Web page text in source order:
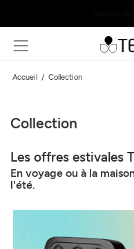
Accueil Collection
Collection
Les offres estivales
En voyage ou à la
l'été.